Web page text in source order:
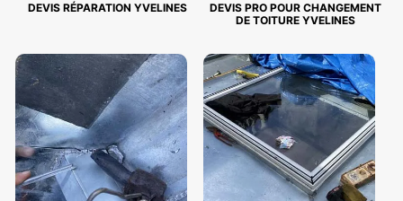
DEVIS RÉPARATION YVELINES
DEVIS PRO POUR CHANGEMENT
DE TOITURE YVELINES